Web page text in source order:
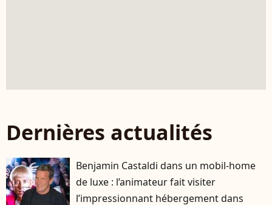
Dernières actualités
Benjamin Castaldi dans un mobil-home
de luxe : l’animateur fait visiter
l’impressionnant hébergement dans